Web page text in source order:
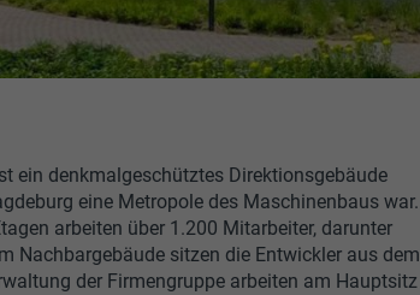
ein denkmalgeschütztes Direktionsgebäude
eine Metropole des Maschinenbaus war.
arbeiten über 1.200 Mitarbeiter, darunter
Nachbargebäude sitzen die Entwickler aus dem
der Firmengruppe arbeiten am Hauptsitz